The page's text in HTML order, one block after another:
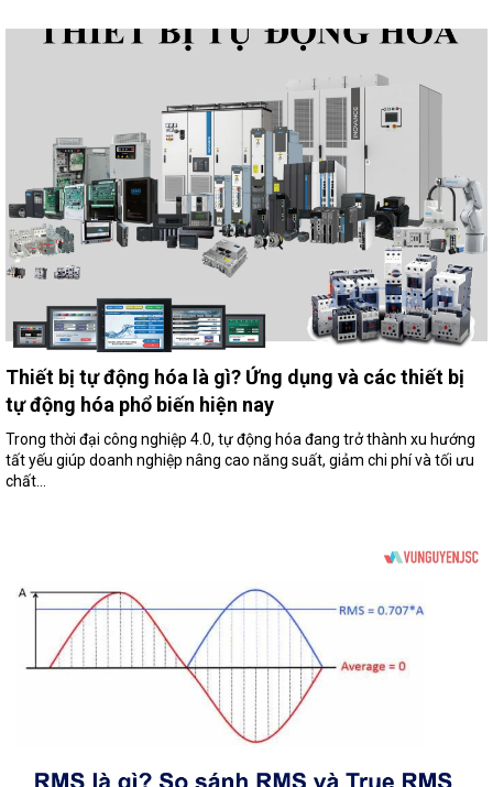
Thiết bị tự động hóa là gì? Ứng dụng và các thiết bị
tự động hóa phổ biến hiện nay
Trong thời đại công nghiệp 4.0, tự động hóa đang trở thành xu hướng
tất yếu giúp doanh nghiệp nâng cao năng suất, giảm chi phí và tối ưu
chất...